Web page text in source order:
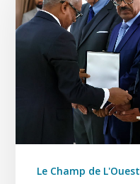
Le Champ de L'Ouest